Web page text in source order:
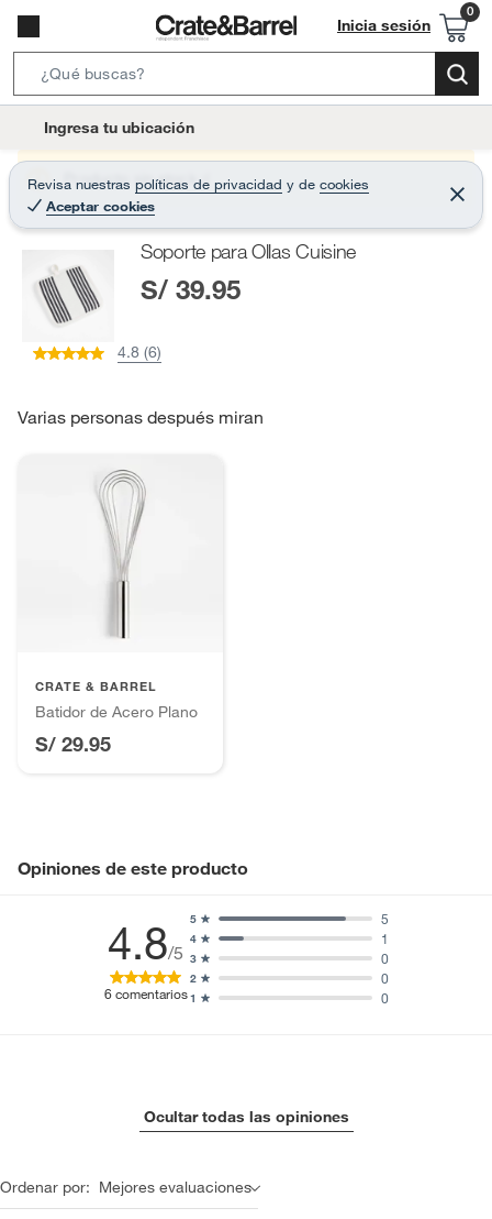
Inicia sesión
e
r
c
B
t
o
Ingresa tu ubicación
Revisa nuestras políticas de privacidad y de cookies
Aceptar cookies
C
e
r
Producto sin stock :(
Soporte para Ollas Cuisine
S/ 39.95
4.8 (6)
Varias personas después miran
CRATE & BARREL
Batidor de Acero Plano
S/ 29.95
Opiniones de este producto
4.8/5
6 comentarios1 0
2 0
3 0
4 1
5 5
Ocultar todas las opiniones
Ordenar por: Mejores evaluaciones